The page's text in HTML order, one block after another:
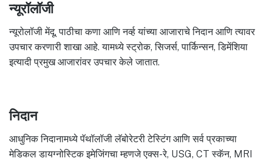
न्यूरॉलॉजी
न्यूरोलॉजी मेंदू, पाठीचा कणा आणि नर्व्ह यांच्या आजाराचे निदान आणि त्यावर
उपचार करणारी शाखा आहे. यामध्ये स्ट्रोक, सिजर्स, पार्किन्सन, डिमेंशिया
इत्यादी प्रमुख आजारांवर उपचार केले जातात.
निदान
आधुनिक निदानामध्ये पॅथॉलॉजी लॅबोरेटरी टेस्टिंग आणि सर्व प्रकाच्या
मेडिकल डायग्नोस्टिक इमेजिंगचा म्हणजे एक्स-रे, USG, CT स्कॅन, MRI